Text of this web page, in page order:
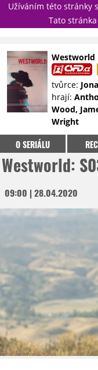
Užíváním této stránky
Tato
NOVINKY
TÉMATA
RECENZE
EPIZODY
KULT
TRAILERY
GALERIE
DISKUZE
STATISTIKY
TIRÁŽ
Westworld
tvůrce:
hrají:
Wood,
Wright
O SERIÁLU
Westworld:
09:00 | 28.04.2020